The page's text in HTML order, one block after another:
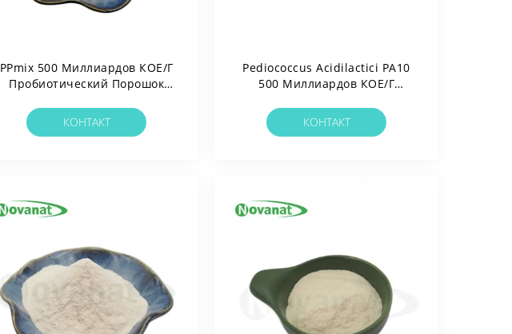
PPmix 500 Миллиардов КОЕ/г
Пробиотический Порошок
Без Глютена / Без Молочных
Продуктов
КОНТАКТ
Pediococcus Acidilactici PA10
500 Миллиардов КОЕ/г
Веганский/Без Аллергенов/
Без Глютена/Без Молочных
КОНТАКТ